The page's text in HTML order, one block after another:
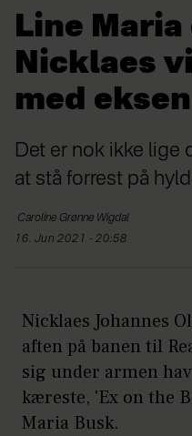
Line
Nicklaes
med eksen
Det er nok ikke lige
at stå forrest på
Caroline Grønne Wigdal
16. Jun 2021 - 20:58
Nicklaes Johannes
aften på banen til
sig under armen
kæreste, 'Ex on the
Maria Busk.